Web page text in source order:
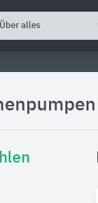
Über alles